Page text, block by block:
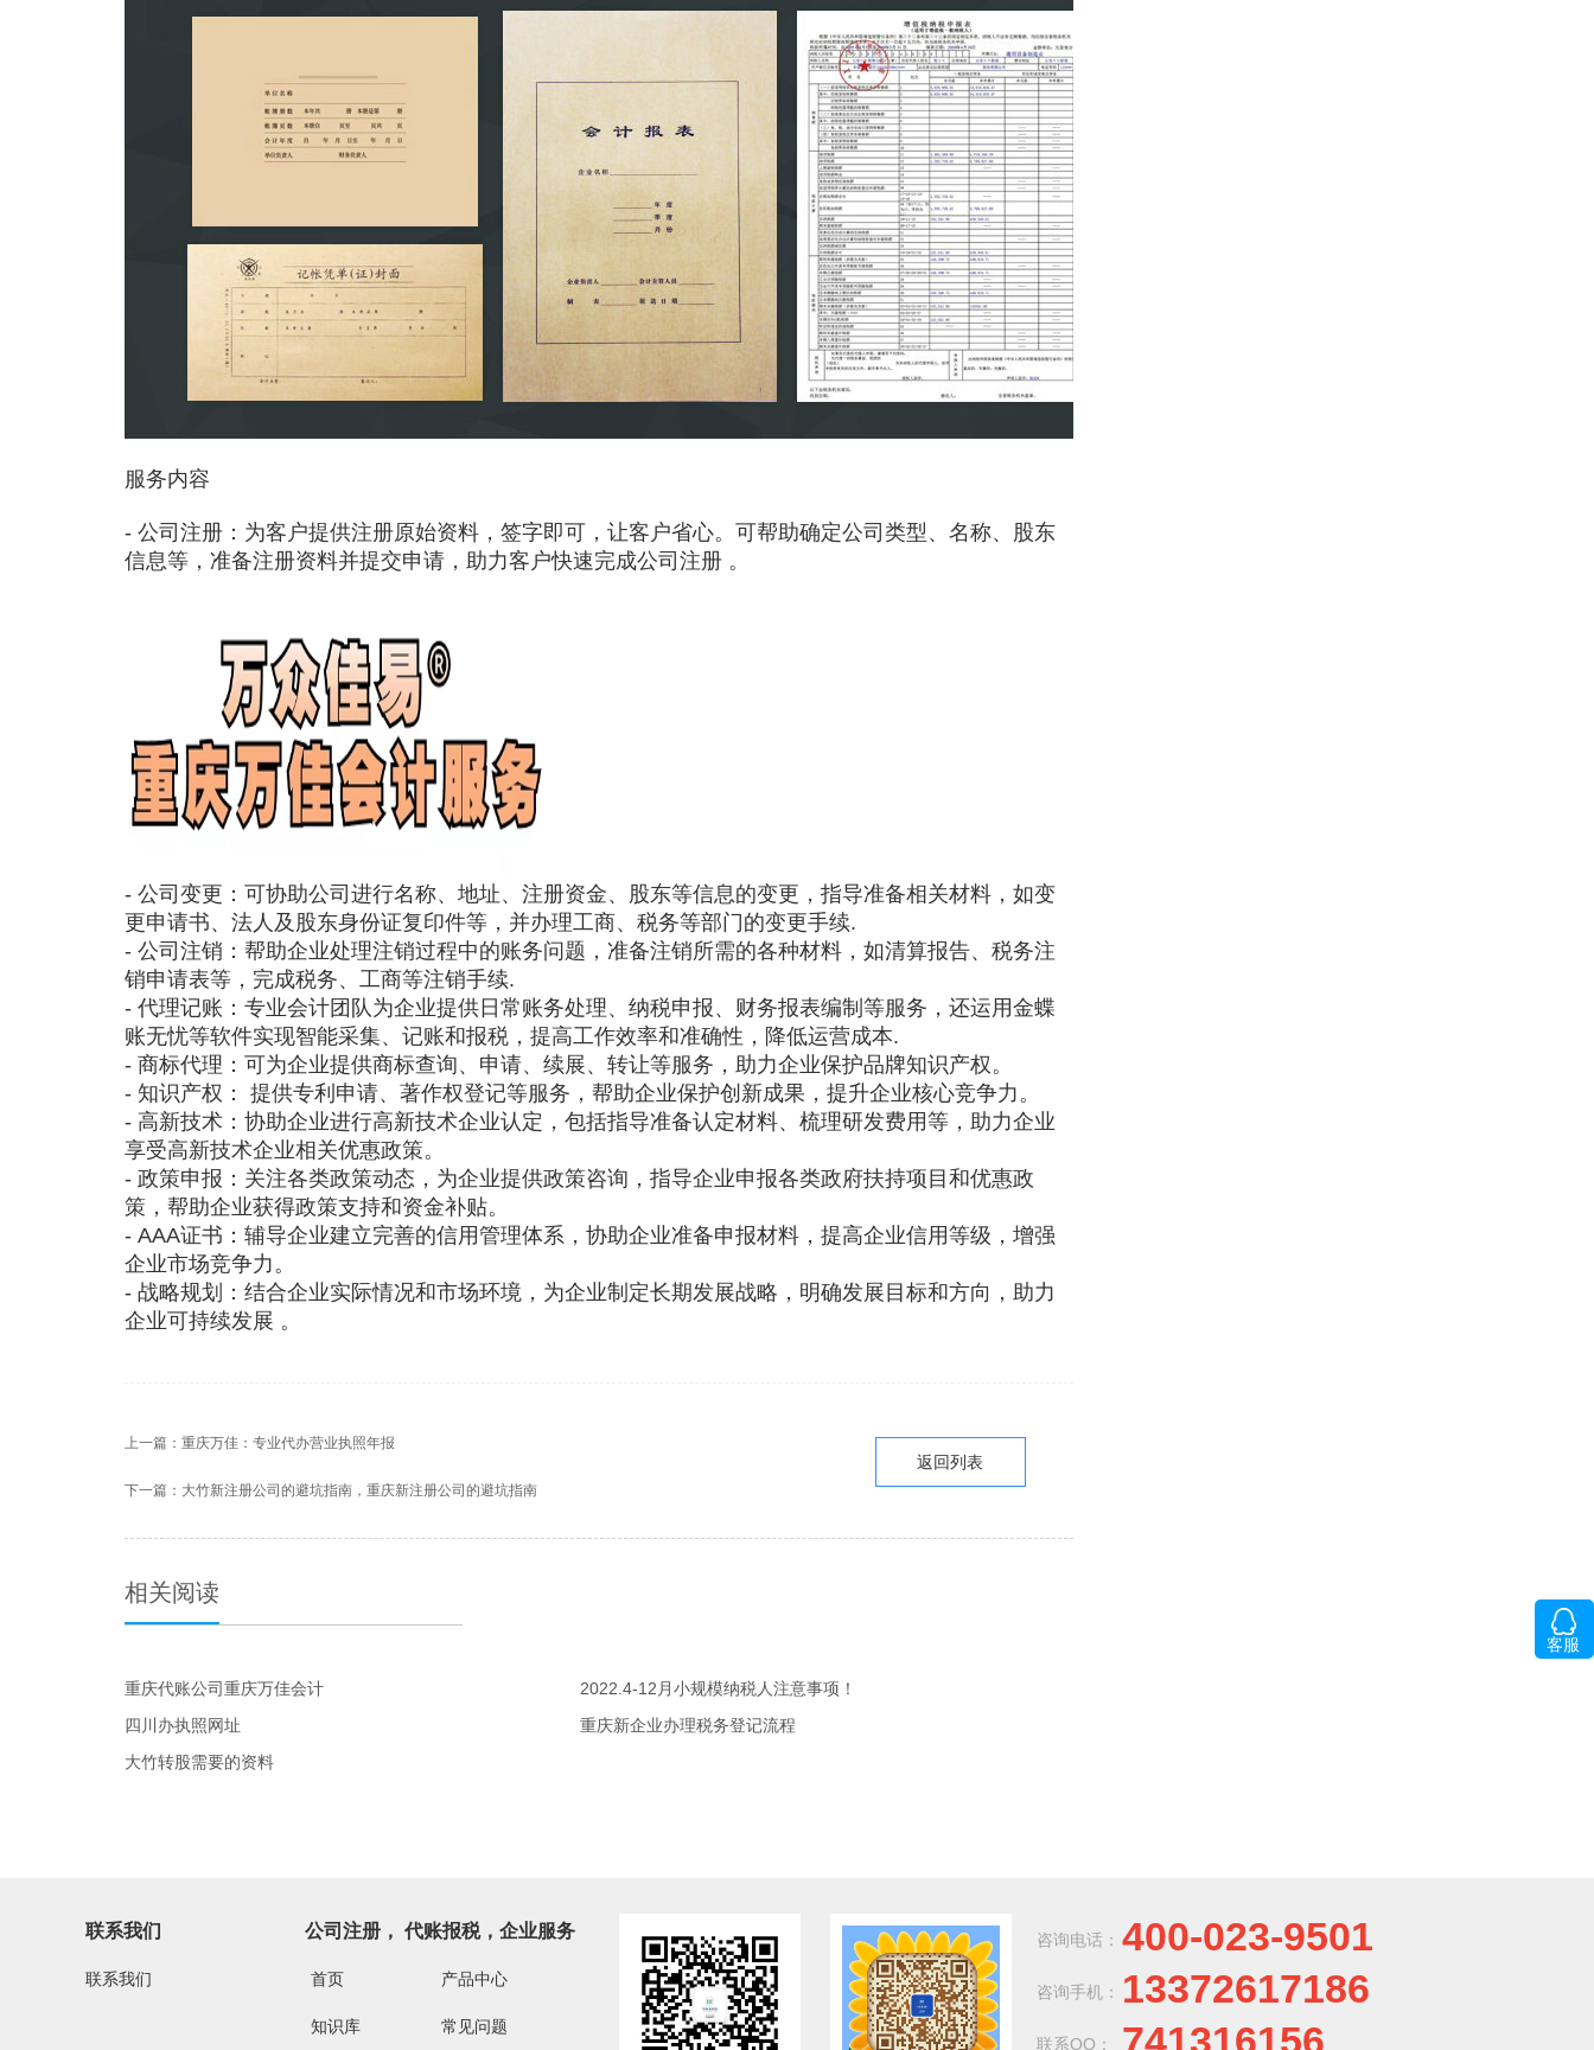
服务内容
- 公司注册：为客户提供注册原始资料，签字即可，让客户省心。可帮助确定公司类型、名称、股东
信息等，准备注册资料并提交申请，助力客户快速完成公司注册 。
- 公司变更：可协助公司进行名称、地址、注册资金、股东等信息的变更，指导准备相关材料，如变
更申请书、法人及股东身份证复印件等，并办理工商、税务等部门的变更手续.
- 公司注销：帮助企业处理注销过程中的账务问题，准备注销所需的各种材料，如清算报告、税务注
销申请表等，完成税务、工商等注销手续.
- 代理记账：专业会计团队为企业提供日常账务处理、纳税申报、财务报表编制等服务，还运用金蝶
账无忧等软件实现智能采集、记账和报税，提高工作效率和准确性，降低运营成本.
- 商标代理：可为企业提供商标查询、申请、续展、转让等服务，助力企业保护品牌知识产权。
- 知识产权： 提供专利申请、著作权登记等服务，帮助企业保护创新成果，提升企业核心竞争力。
- 高新技术：协助企业进行高新技术企业认定，包括指导准备认定材料、梳理研发费用等，助力企业
享受高新技术企业相关优惠政策。
- 政策申报：关注各类政策动态，为企业提供政策咨询，指导企业申报各类政府扶持项目和优惠政
策，帮助企业获得政策支持和资金补贴。
- AAA证书：辅导企业建立完善的信用管理体系，协助企业准备申报材料，提高企业信用等级，增强
企业市场竞争力。
- 战略规划：结合企业实际情况和市场环境，为企业制定长期发展战略，明确发展目标和方向，助力
企业可持续发展 。
上一篇： 重庆万佳：专业代办营业执照年报
下一篇： 大竹新注册公司的避坑指南，重庆新注册公司的避坑指南
返回列表
相关阅读
重庆代账公司重庆万佳会计
2022.4-12月小规模纳税人注意事项！
四川办执照网址
重庆新企业办理税务登记流程
大竹转股需要的资料
联系我们
联系我们
公司注册， 代账报税，企业服务
首页 产品中心
知识库 常见问题
咨询电话： 400-023-9501
咨询手机： 13372617186
联系QQ： 741316156
客服